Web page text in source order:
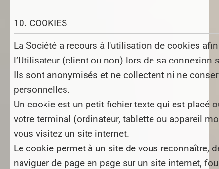
10. COOKIES
La Société a recours à l'utilisation de cookies
l’Utilisateur (client ou non) lors de sa connexion
Ils sont anonymisés et ne collectent ni ne
personnelles.
Un cookie est un petit fichier texte qui est placé
votre terminal (ordinateur, tablette ou appareil
vous visitez un site internet.
Le cookie permet à un site de vous reconnaître,
naviguer de page en page sur un site internet,